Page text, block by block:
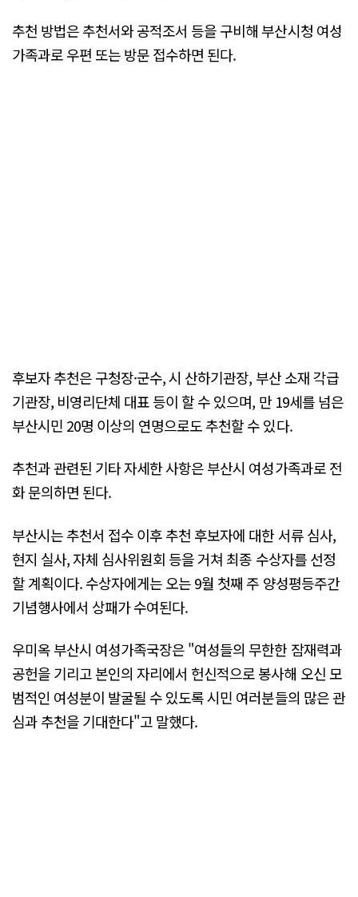
추천 방법은 추천서와 공적조서 등을 구비해 부산시청 여성
가족과로 우편 또는 방문 접수하면 된다.
후보자 추천은 구청장·군수, 시 산하기관장, 부산 소재 각급
기관장, 비영리단체 대표 등이 할 수 있으며, 만 19세를 넘은
부산시민 20명 이상의 연명으로도 추천할 수 있다.
추천과 관련된 기타 자세한 사항은 부산시 여성가족과로 전
화 문의하면 된다.
부산시는 추천서 접수 이후 추천 후보자에 대한 서류 심사,
현지 실사, 자체 심사위원회 등을 거쳐 최종 수상자를 선정
할 계획이다. 수상자에게는 오는 9월 첫째 주 양성평등주간
기념행사에서 상패가 수여된다.
우미옥 부산시 여성가족국장은 "여성들의 무한한 잠재력과
공헌을 기리고 본인의 자리에서 헌신적으로 봉사해 오신 모
범적인 여성분이 발굴될 수 있도록 시민 여러분들의 많은 관
심과 추천을 기대한다"고 말했다.